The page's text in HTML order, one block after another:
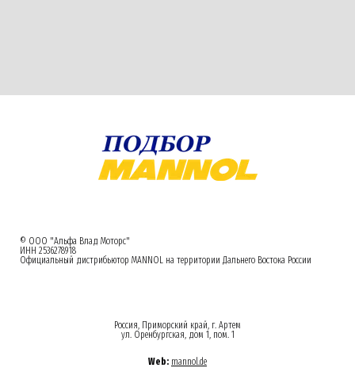
© ООО "Альфа Влад Моторс"
ИНН 2536278918
Официальный дистрибьютор MANNOL на территории Дальнего Востока России
Россия, Приморский край, г. Артем
ул. Оренбургская, дом 1, пом. 1
Web: mannol.de